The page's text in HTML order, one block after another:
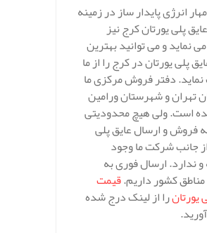
انرژی پایدار ساز در زمینه
پلی یورتان کرج نیز
نماید و می توانید بهترین
پلی یورتان در کرج را از ما
دفتر فروش مرکزی ما
تهران و شهرستان ورامین
است. ولی هیچ محدودیتی
فروش و ارسال عایق پلی
جانب شرکت ما وجود
ندارد. ارسال فوری به
کشور داریم.قیمت
یورتانرا از لینک درج شده